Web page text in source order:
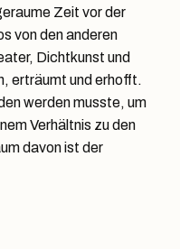
Zeit vor der
von den anderen
Dichtkunst und
erträumt und erhofft.
werden musste, um
Verhältnis zu den
davon ist der